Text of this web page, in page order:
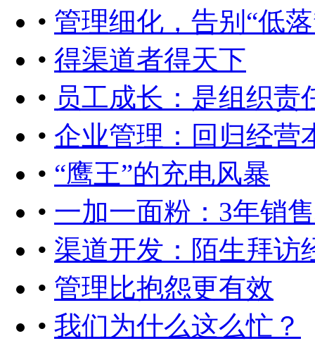
• 管理细化，告别“低
• 得渠道者得天下
• 员工成长：是组织责
• 企业管理：回归经营
• “鹰王”的充电风暴
• 一加一面粉：3年销
• 渠道开发：陌生拜访
• 管理比抱怨更有效
• 我们为什么这么忙？